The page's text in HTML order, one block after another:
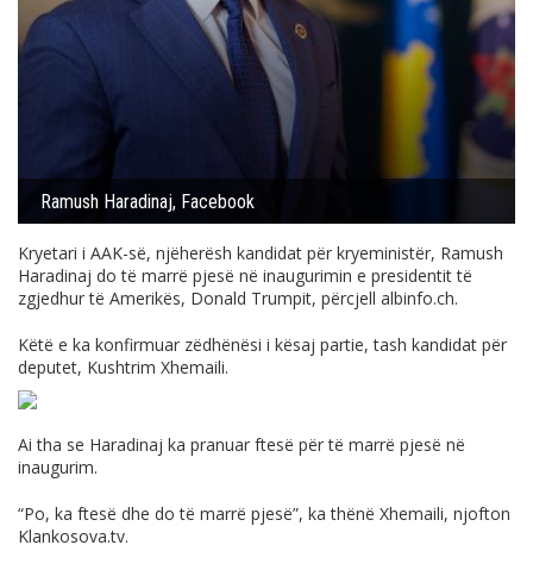
Ramush Haradinaj, Facebook
Kryetari i AAK-së, njëherësh kandidat për kryeministër, Ramush
Haradinaj do të marrë pjesë në inaugurimin e presidentit të
zgjedhur të Amerikës, Donald Trumpit, përcjell albinfo.ch.
Këtë e ka konfirmuar zëdhënësi i kësaj partie, tash kandidat për
deputet, Kushtrim Xhemaili.
Ai tha se Haradinaj ka pranuar ftesë për të marrë pjesë në
inaugurim.
“Po, ka ftesë dhe do të marrë pjesë”, ka thënë Xhemaili, njofton
Klankosova.tv.